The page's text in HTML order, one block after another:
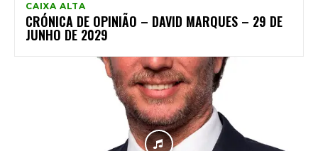
CAIXA ALTA
CRÓNICA DE OPINIÃO – DAVID MARQUES – 29 DE
JUNHO DE 2029